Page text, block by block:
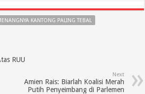
KANTONG PALING TEBAL
RUU
Next
Amien Rais: Biarlah Koalisi Merah
Putih Penyeimbang di Parlemen